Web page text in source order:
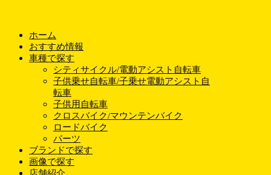
ホーム
おすすめ情報
車種で探す
シティサイクル/電動アシスト自転車
子供乗せ自転車/子乗せ電動アシスト自
転車
子供用自転車
クロスバイク/マウンテンバイク
ロードバイク
パーツ
ブランドで探す
画像で探す